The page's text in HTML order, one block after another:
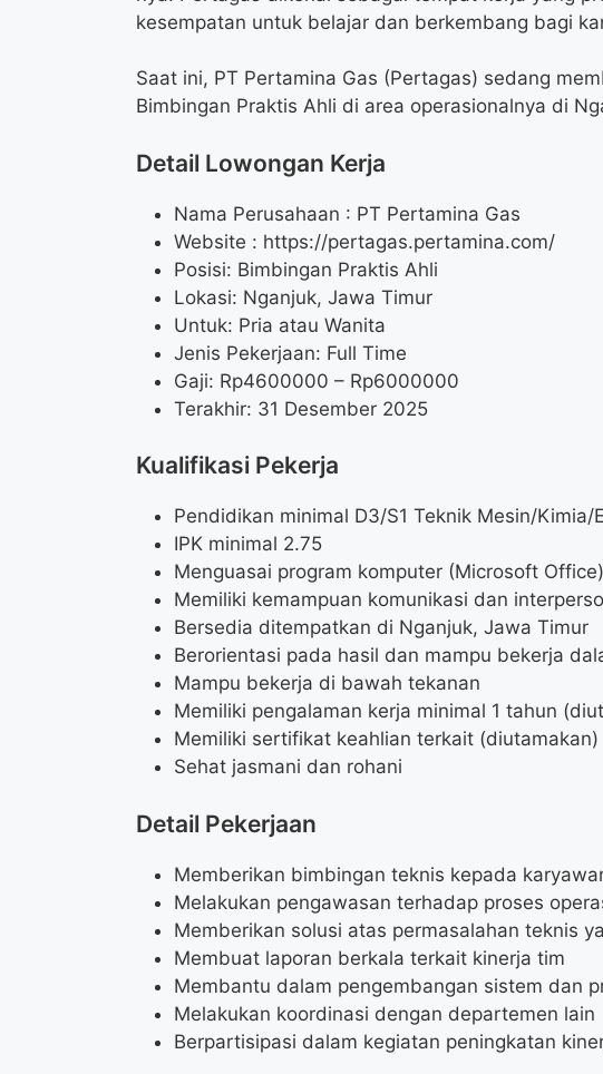
kesempatan untuk belajar dan berkembang bagi
Saat ini, PT Pertamina Gas (Pertagas) sedang
Bimbingan Praktis Ahli di area operasionalnya di
Detail Lowongan Kerja
Nama Perusahaan : PT Pertamina Gas
Website : https://pertagas.pertamina.com/
Posisi: Bimbingan Praktis Ahli
Lokasi: Nganjuk, Jawa Timur
Untuk: Pria atau Wanita
Jenis Pekerjaan: Full Time
Gaji: Rp4600000 – Rp6000000
Terakhir: 31 Desember 2025
Kualifikasi Pekerja
Pendidikan minimal D3/S1 Teknik Mesin/Kimia/
IPK minimal 2.75
Menguasai program komputer (Microsoft Office)
Memiliki kemampuan komunikasi dan
Bersedia ditempatkan di Nganjuk, Jawa Timur
Berorientasi pada hasil dan mampu bekerja
Mampu bekerja di bawah tekanan
Memiliki pengalaman kerja minimal 1 tahun
Memiliki sertifikat keahlian terkait (diutamakan)
Sehat jasmani dan rohani
Detail Pekerjaan
Memberikan bimbingan teknis kepada
Melakukan pengawasan terhadap proses
Memberikan solusi atas permasalahan teknis
Membuat laporan berkala terkait kinerja tim
Membantu dalam pengembangan sistem dan
Melakukan koordinasi dengan departemen lain
Berpartisipasi dalam kegiatan peningkatan